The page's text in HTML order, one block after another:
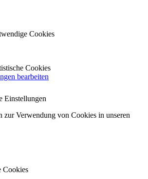
Cookies
Cookies
bearbeiten
Einstellungen
zur Verwendung von Cookies in unseren
Cookies